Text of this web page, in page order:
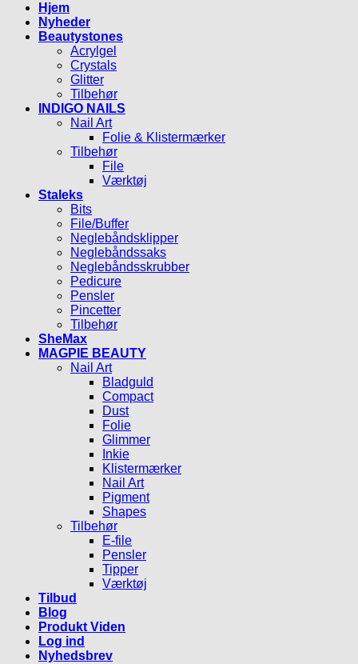
Hjem
Nyheder
Beautystones
Acrylgel
Crystals
Glitter
Tilbehør
INDIGO NAILS
Nail Art
Folie & Klistermærker
Tilbehør
File
Værktøj
Staleks
Bits
File/Buffer
Neglebåndsklipper
Neglebåndssaks
Neglebåndsskrubber
Pedicure
Pensler
Pincetter
Tilbehør
SheMax
MAGPIE BEAUTY
Nail Art
Bladguld
Compact
Dust
Folie
Glimmer
Inkie
Klistermærker
Nail Art
Pigment
Shapes
Tilbehør
E-file
Pensler
Tipper
Værktøj
Tilbud
Blog
Produkt Viden
Log ind
Nyhedsbrev